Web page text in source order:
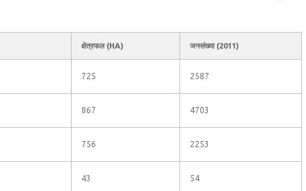
क्षेत्रफल (HA) जनसंख्या (2011)
725 2587
867 4703
756 2253
43 54